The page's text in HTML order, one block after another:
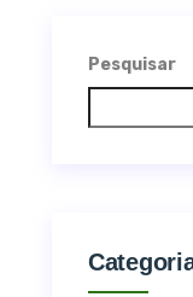
Pesquisar